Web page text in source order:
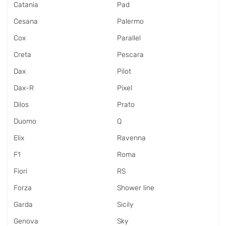
Catania
Cesana
Cox
Creta
Dax
Dax-R
Dilos
Duomo
Elix
F1
Fiori
Forza
Garda
Genova
Pad
Palermo
Parallel
Pescara
Pilot
Pixel
Prato
Q
Ravenna
Roma
RS
Shower line
Sicily
Sky